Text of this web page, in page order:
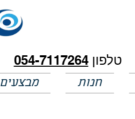
טלפון054-7117264
חנות מבצעים